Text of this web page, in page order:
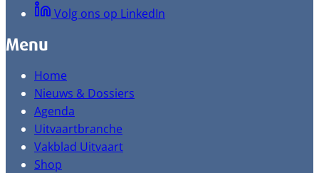
Volg ons op LinkedIn
Menu
Home
Nieuws & Dossiers
Agenda
Uitvaartbranche
Vakblad Uitvaart
Shop